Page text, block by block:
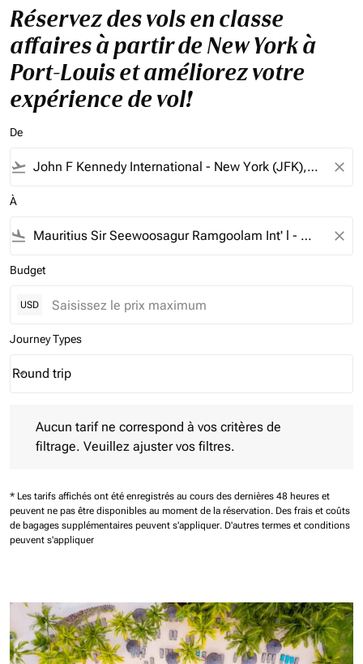
Réservez des vols en classe
affaires à partir de New York à
Port-Louis et améliorez votre
expérience de vol!
De
flight_takeoff close
À
flight_land close
Budget
USD
Journey Types
Journey Types option Round trip Selected
Round trip
keyboard_arrow_down
Aucun tarif ne correspond à vos critères de
filtrage. Veuillez ajuster vos filtres.
* Les tarifs affichés ont été enregistrés au cours des dernières 48 heures et
peuvent ne pas être disponibles au moment de la réservation. Des frais et coûts
de bagages supplémentaires peuvent s'appliquer. D'autres termes et conditions
peuvent s'appliquer